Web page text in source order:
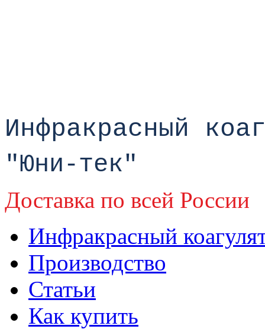
Инфракрасный
"Юни-тек"
Доставка по всей России
Инфракрасный
Производство
Статьи
Как купить